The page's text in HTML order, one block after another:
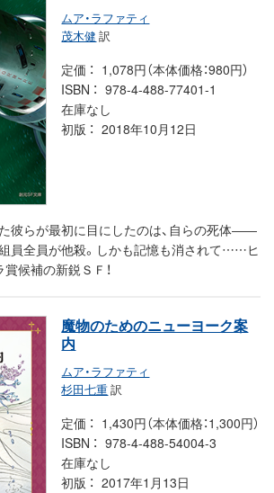
ムア・ラファティ
茂木健 訳
定価
1,078円（本体価格：980円）
ISBN
978-4-488-77401-1
在庫なし
初版
2018年10月12日
彼らが最初に目にしたのは、自らの死体――
員全員が他殺。しかも記憶も消されて……ヒ
候補の新鋭ＳＦ！
魔物のためのニューヨーク案
内
ムア・ラファティ
杉田七重訳
定価
1,430円（本体価格：1,300円）
ISBN
978-4-488-54004-3
在庫なし
初版
2017年1月13日